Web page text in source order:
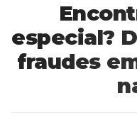
especial?
fraudes